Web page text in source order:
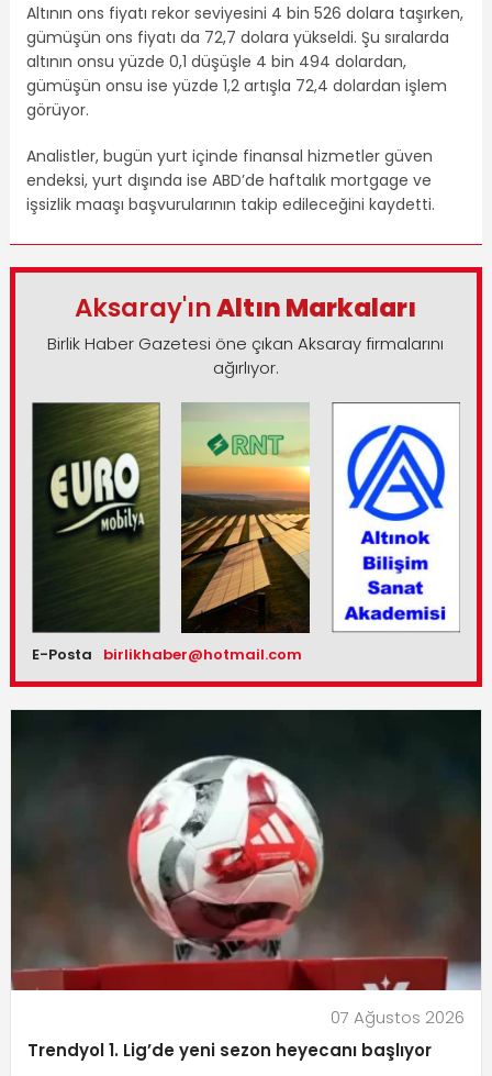
Altının ons fiyatı rekor seviyesini 4 bin 526 dolara taşırken,
gümüşün ons fiyatı da 72,7 dolara yükseldi. Şu sıralarda
altının onsu yüzde 0,1 düşüşle 4 bin 494 dolardan,
gümüşün onsu ise yüzde 1,2 artışla 72,4 dolardan işlem
görüyor.
Analistler, bugün yurt içinde finansal hizmetler güven
endeksi, yurt dışında ise ABD’de haftalık mortgage ve
işsizlik maaşı başvurularının takip edileceğini kaydetti.
Aksaray'ınAltın Markaları
Birlik Haber Gazetesi öne çıkan Aksaray firmalarını
ağırlıyor.
E-Posta birlikhaber@hotmail.com
07 Ağustos 2026
Trendyol 1. Lig’de yeni sezon heyecanı başlıyor